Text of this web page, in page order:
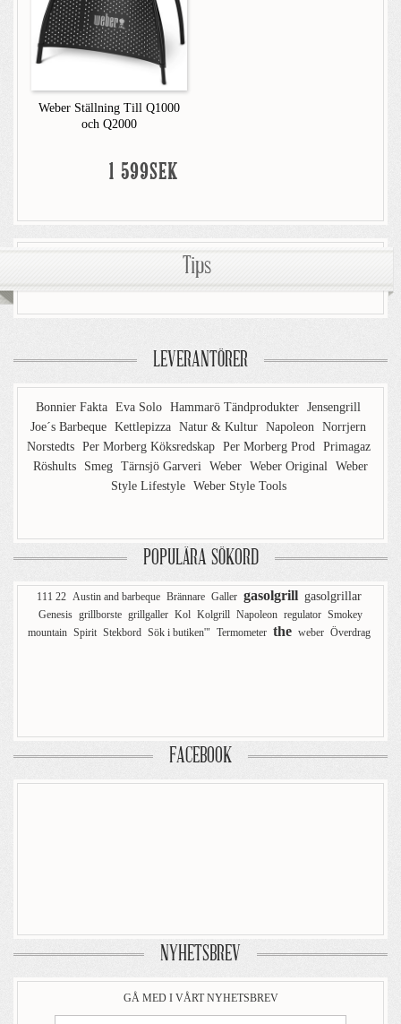
Weber Ställning Till Q1000
och Q2000
1 599SEK
Tips
LEVERANTÖRER
Bonnier Fakta Eva Solo Hammarö Tändprodukter Jensengrill
Joe´s Barbeque Kettlepizza Natur & Kultur Napoleon Norrjern
Norstedts Per Morberg Köksredskap Per Morberg Prod Primagaz
Röshults
Smeg Tärnsjö Garveri Weber Weber Original Weber
Style Lifestyle Weber Style Tools
POPULÄRA SÖKORD
111 22 Austin and barbeque Brännare Galler gasolgrill gasolgrillar
Genesis grillborste grillgaller Kol Kolgrill Napoleon regulator Smokey
mountain Spirit Stekbord Sök i butiken'" Termometer the weber Överdrag
FACEBOOK
NYHETSBREV
GÅ MED I VÅRT NYHETSBREV